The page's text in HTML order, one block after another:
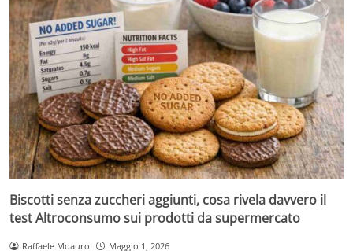
Biscotti senza zuccheri aggiunti, cosa rivela davvero il
test Altroconsumo sui prodotti da supermercato
Raffaele Moauro Maggio 1, 2026